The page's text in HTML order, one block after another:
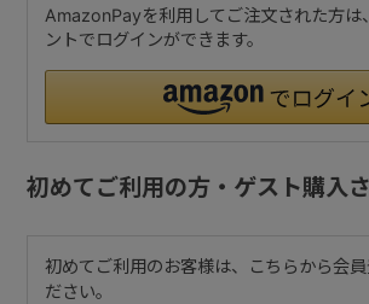
AmazonPayを利用してご注文された方は
ントでログインができます。
初めてご利用の方・ゲスト購入
初めてご利用のお客様は、こちらから会員
ださい。